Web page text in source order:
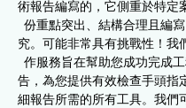
術報告編寫的，它側重於特
份重點突出、結構合理且編
究。可能非常具有挑戰性！我
作服務旨在幫助您成功完成
告，為您提供有效檢查手頭指
細報告所需的所有工具。我們